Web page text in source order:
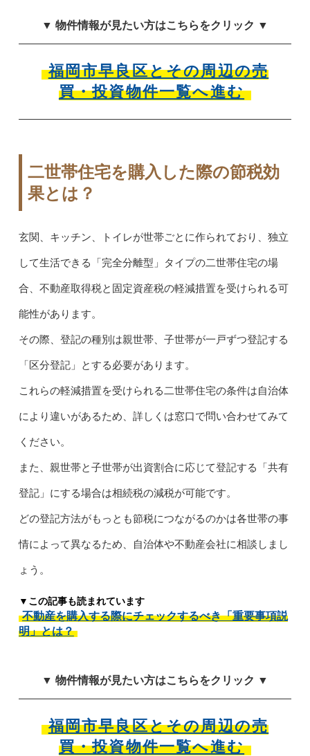
▼ 物件情報が見たい方はこちらをクリック ▼
福岡市早良区とその周辺の売
買・投資物件一覧へ進む
二世帯住宅を購入した際の節税効
果とは？
玄関、キッチン、トイレが世帯ごとに作られており、独立
して生活できる「完全分離型」タイプの二世帯住宅の場
合、不動産取得税と固定資産税の軽減措置を受けられる可
能性があります。
その際、登記の種別は親世帯、子世帯が一戸ずつ登記する
「区分登記」とする必要があります。
これらの軽減措置を受けられる二世帯住宅の条件は自治体
により違いがあるため、詳しくは窓口で問い合わせてみて
ください。
また、親世帯と子世帯が出資割合に応じて登記する「共有
登記」にする場合は相続税の減税が可能です。
どの登記方法がもっとも節税につながるのかは各世帯の事
情によって異なるため、自治体や不動産会社に相談しまし
ょう。
▼この記事も読まれています
不動産を購入する際にチェックするべき「重要事項説
明」とは？
▼ 物件情報が見たい方はこちらをクリック ▼
福岡市早良区とその周辺の売
買・投資物件一覧へ進む